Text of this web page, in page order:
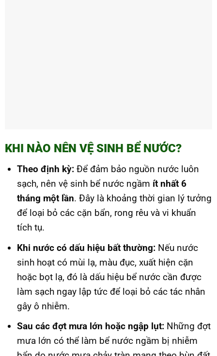
KHI NÀO NÊN VỆ SINH BỂ NƯỚC?
Theo định kỳ: Để đảm bảo nguồn nước luôn
sạch, nên vệ sinh bể nước ngầm ít nhất 6
tháng một lần. Đây là khoảng thời gian lý tưởng
để loại bỏ các cặn bẩn, rong rêu và vi khuẩn
tích tụ.
Khi nước có dấu hiệu bất thường: Nếu nước
sinh hoạt có mùi lạ, màu đục, xuất hiện cặn
hoặc bọt lạ, đó là dấu hiệu bể nước cần được
làm sạch ngay lập tức để loại bỏ các tác nhân
gây ô nhiễm.
Sau các đợt mưa lớn hoặc ngập lụt: Những đợt
mưa lớn có thể làm bể nước ngầm bị nhiễm